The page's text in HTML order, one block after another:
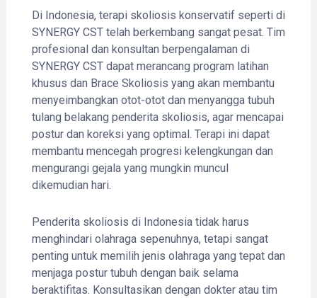
Di Indonesia, terapi skoliosis konservatif seperti di
SYNERGY CST telah berkembang sangat pesat. Tim
profesional dan konsultan berpengalaman di
SYNERGY CST dapat merancang program latihan
khusus dan Brace Skoliosis yang akan membantu
menyeimbangkan otot-otot dan menyangga tubuh
tulang belakang penderita skoliosis, agar mencapai
postur dan koreksi yang optimal. Terapi ini dapat
membantu mencegah progresi kelengkungan dan
mengurangi gejala yang mungkin muncul
dikemudian hari.
Penderita skoliosis di Indonesia tidak harus
menghindari olahraga sepenuhnya, tetapi sangat
penting untuk memilih jenis olahraga yang tepat dan
menjaga postur tubuh dengan baik selama
beraktifitas. Konsultasikan dengan dokter atau tim